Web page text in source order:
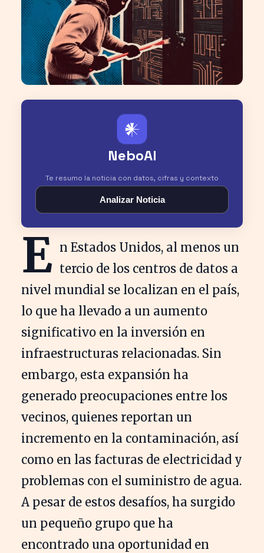
𒀭
NeboAI
Te resumo la noticia con datos, cifras y contexto
Analizar Noticia
E n Estados Unidos, al menos un
tercio de los centros de datos a
nivel mundial se localizan en el país,
lo que ha llevado a un aumento
significativo en la inversión en
infraestructuras relacionadas. Sin
embargo, esta expansión ha
generado preocupaciones entre los
vecinos, quienes reportan un
incremento en la contaminación, así
como en las facturas de electricidad y
problemas con el suministro de agua.
A pesar de estos desafíos, ha surgido
un pequeño grupo que ha
encontrado una oportunidad en